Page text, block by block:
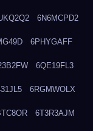
6N6MCPD2
6PHYGAFF
6QE19FL3
6RGMWOLX
6T3R3AJM